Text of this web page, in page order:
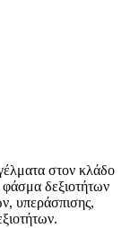
στον κλάδο
δεξιοτήτων
υπεράσπισης,